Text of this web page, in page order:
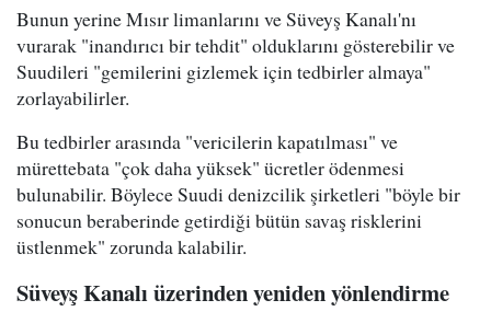
Bunun yerine Mısır limanlarını ve Süveyş Kanalı'nı
vurarak "inandırıcı bir tehdit" olduklarını gösterebilir ve
Suudileri "gemilerini gizlemek için tedbirler almaya"
zorlayabilirler.
Bu tedbirler arasında "vericilerin kapatılması" ve
mürettebata "çok daha yüksek" ücretler ödenmesi
bulunabilir. Böylece Suudi denizcilik şirketleri "böyle bir
sonucun beraberinde getirdiği bütün savaş risklerini
üstlenmek" zorunda kalabilir.
Süveyş Kanalı üzerinden yeniden yönlendirme